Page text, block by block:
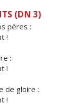
(DN 3)
pères :
!
:
!
de gloire :
!